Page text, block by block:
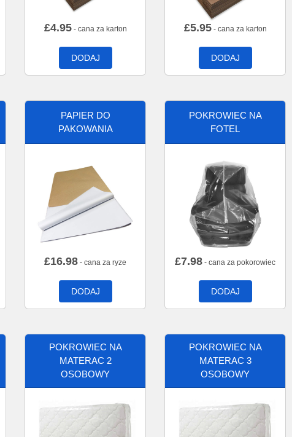
£4.95- cana za karton
DODAJ
£5.95- cana za karton
DODAJ
PAPIER DO
PAKOWANIA
£16.98 - cana za ryze
DODAJ
POKROWIEC NA
FOTEL
£7.98 - cana za pokorowiec
DODAJ
POKROWIEC NA
MATERAC 2
OSOBOWY
POKROWIEC NA
MATERAC 3
OSOBOWY